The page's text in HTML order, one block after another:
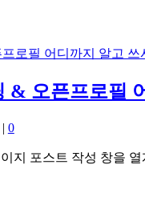
& 오픈프로필
| 0
지 포스트 작성 창을